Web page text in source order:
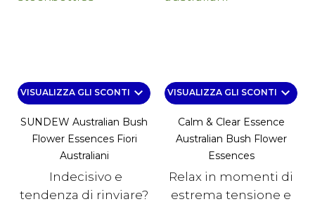
VISUALIZZA GLI SCONTI keyboard_arrow_down
SUNDEW Australian Bush
Flower Essences Fiori
Australiani
Indecisivo e
tendenza di rinviare?
VISUALIZZA GLI SCONTI keyboard_arrow_down
Calm & Clear Essence
Australian Bush Flower
Essences
Relax in momenti di
estrema tensione e